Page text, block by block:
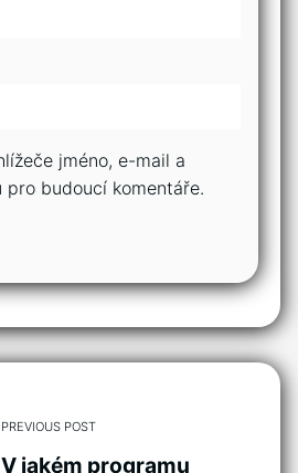
jméno, e-mail a
pro budoucí komentáře.
PREVIOUS POST
V jakém programu